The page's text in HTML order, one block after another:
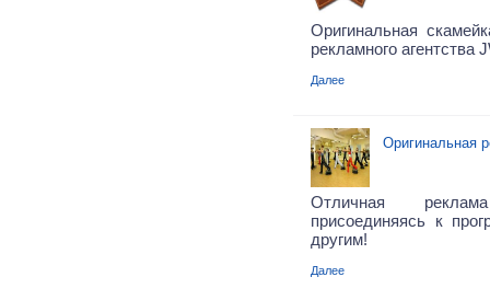
Оригинальная
рекламного агентства
Далее
Оригинальная
Отличная
присоединяясь к
другим!
Далее